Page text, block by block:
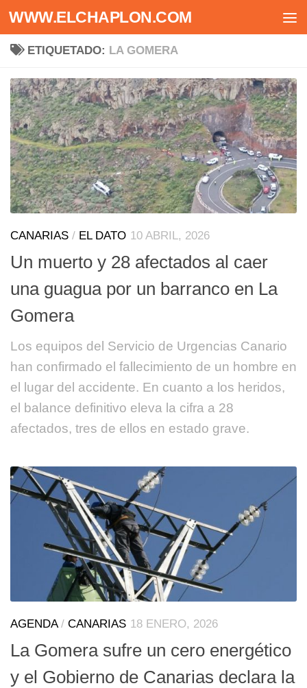
Saltar al contenido
WWW.ELCHAPLON.COM
ETIQUETADO: LA GOMERA
CANARIAS / EL DATO 10 ABRIL, 2026
Un muerto y 28 afectados al caer
una guagua por un barranco en La
Gomera
Los equipos del Servicio de Urgencias Canario
han confirmado el fallecimiento de un hombre en
el lugar del accidente. En cuanto a los heridos,
el balance definitivo eleva la cifra a 28
afectados, tres de ellos en estado grave.
AGENDA/ CANARIAS 18 ENERO, 2026
La Gomera sufre un cero energético
y el Gobierno de Canarias declara la